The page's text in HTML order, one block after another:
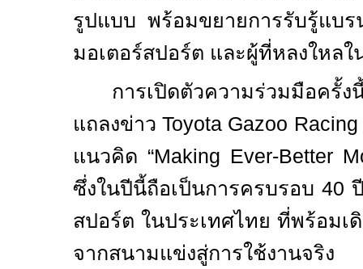
รูปแบบ พร้อมขยายการรับรู้แบ
มอเตอร์สปอร์ต และผู้ที่หลงใหลใ
การเปิดตัวความร่วมมือครั้
แถลงข่าว Toyota Gazoo
แนวคิด “Making Ever-Better
ซึ่งในปีนี้ถือเป็นการครบรอบ40
สปอร์ต ในประเทศไทย ที่พร้อม
จากสนามแข่งสู่การใช้งานจริง